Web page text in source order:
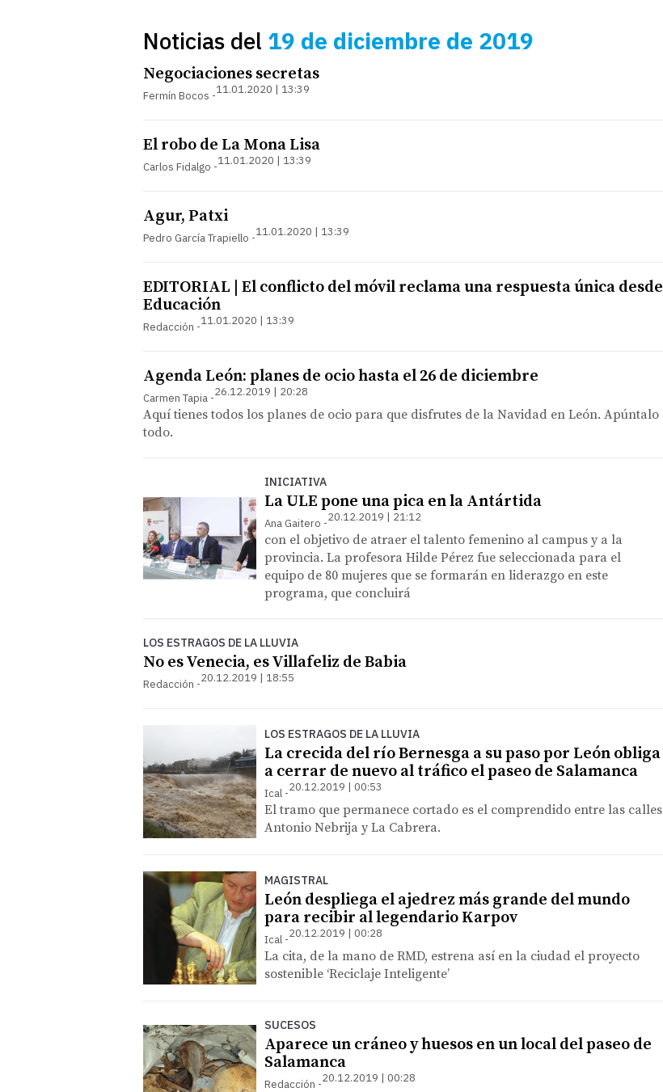
Noticias del 19 de diciembre de 2019
Negociaciones secretas
Fermín Bocos 11.01.2020 | 13:39
El robo de La Mona Lisa
Carlos Fidalgo 11.01.2020 | 13:39
Agur, Patxi
Pedro García Trapiello 11.01.2020 | 13:39
EDITORIAL | El conflicto del móvil reclama una respuesta única desde
Educación
Redacción 11.01.2020 | 13:39
Agenda León: planes de ocio hasta el 26 de diciembre
Carmen Tapia 26.12.2019 | 20:28
Aquí tienes todos los planes de ocio para que disfrutes de la Navidad en León. Apúntalo
todo.
INICIATIVA
La ULE pone una pica en la Antártida
Ana Gaitero 20.12.2019 | 21:12
con el objetivo de atraer el talento femenino al campus y a la
provincia. La profesora Hilde Pérez fue seleccionada para el
equipo de 80 mujeres que se formarán en liderazgo en este
programa, que concluirá
LOS ESTRAGOS DE LA LLUVIA
No es Venecia, es Villafeliz de Babia
Redacción 20.12.2019 | 18:55
LOS ESTRAGOS DE LA LLUVIA
La crecida del río Bernesga a su paso por León obliga
a cerrar de nuevo al tráfico el paseo de Salamanca
Ical 20.12.2019 | 00:53
El tramo que permanece cortado es el comprendido entre las calles
Antonio Nebrija y La Cabrera.
MAGISTRAL
León despliega el ajedrez más grande del mundo
para recibir al legendario Karpov
Ical 20.12.2019 | 00:28
La cita, de la mano de RMD, estrena así en la ciudad el proyecto
sostenible ‘Reciclaje Inteligente’
SUCESOS
Aparece un cráneo y huesos en un local del paseo de
Salamanca
Redacción 20.12.2019 | 00:28